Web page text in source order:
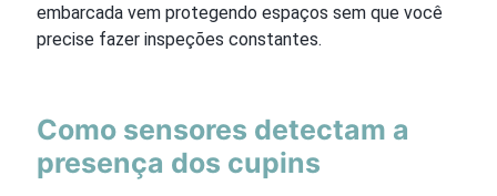
embarcada vem protegendo espaços sem que você
precise fazer inspeções constantes.
Como sensores detectam a
presença dos cupins